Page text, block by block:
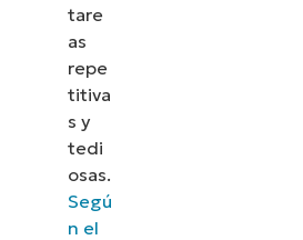
tare
as
repe
titiva
s y
tedi
osas.
Segú
n el